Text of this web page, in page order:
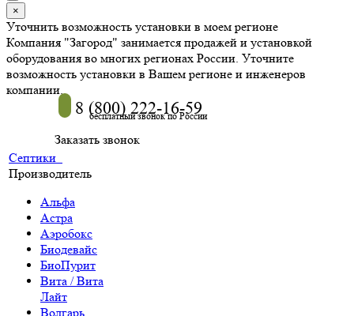
×
Уточнить возможность установки в моем регионе
Компания "Загород" занимается продажей и установкой
оборудования во многих регионах России. Уточните
возможность установки в Вашем регионе и инженеров
компании.
8 (800) 222-16-59
бесплатный звонок по России
Заказать звонок
Септики
Производитель
Альфа
Астра
Аэробокс
Биодевайс
БиоПурит
Вита / Вита
Лайт
Волгарь